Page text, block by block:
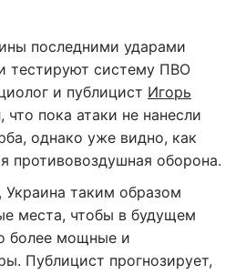
последними ударами
тестируют систему ПВО
и публицист Игорь
что пока атаки не нанесли
однако уже видно, как
противовоздушная оборона.
таким образом
места, чтобы в будущем
более мощные и
Публицист прогнозирует,